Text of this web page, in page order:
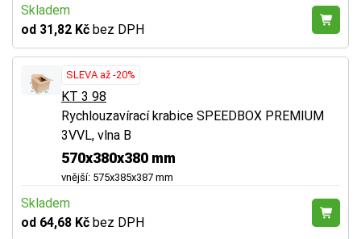
Skladem
od 31,82 Kč bez DPH
SLEVA až -20%
KT 3 98
Rychlouzavírací krabice SPEEDBOX PREMIUM
3VVL, vlna B
570x380x380 mm
vnější: 575x385x387 mm
Skladem
od 64,68 Kč bez DPH